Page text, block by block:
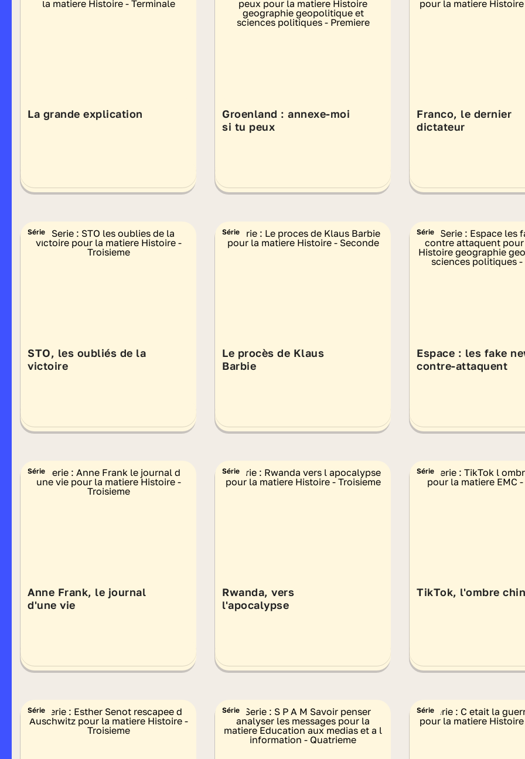
La grande explication
Groenland : annexe-moi
si tu peux
Franco, le dernier
dictateur
Série
STO, les oubliés de la
victoire
Série
Le procès de Klaus
Barbie
Série
Espace : les fake
contre-attaquent
Série
Anne Frank, le journal
d'une vie
Série
Rwanda, vers
l'apocalypse
Série
TikTok, l'ombre
Série Série Série